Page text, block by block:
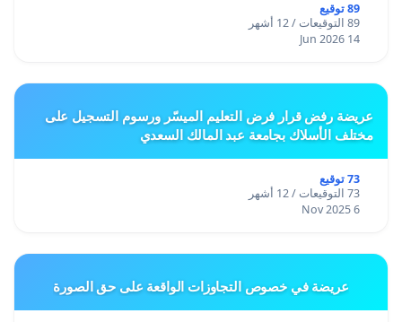
89 توقيع
89 التوقيعات / 12 أشهر
14 Jun 2026
عريضة رفض قرار فرض التعليم الميسّر ورسوم التسجيل على
مختلف الأسلاك بجامعة عبد المالك السعدي
73 توقيع
73 التوقيعات / 12 أشهر
6 Nov 2025
عريضة في خصوص التجاوزات الواقعة على حق الصورة